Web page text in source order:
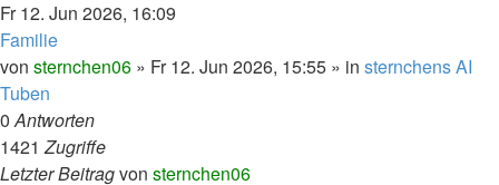
Fr 12. Jun 2026, 16:09
Familie
von sternchen06 » Fr 12. Jun 2026, 15:55 » in sternchens AI
Tuben
0Antworten
1421Zugriffe
Letzter Beitragvon sternchen06